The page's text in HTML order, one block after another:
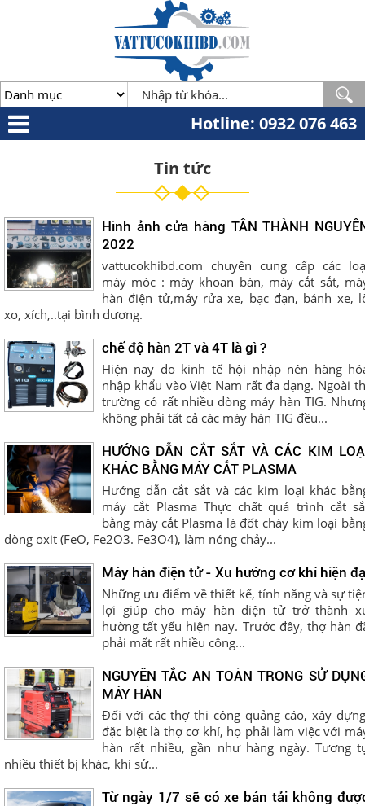
Hotline: 0932 076 463
Tin tức
Hình ảnh cửa hàng TÂN THÀNH
2022
vattucokhibd.com chuyên cung cấp các
máy móc : máy khoan bàn, máy cắt sắt,
hàn điện tử,máy rửa xe, bạc đạn, bánh xe,
xo, xích,..tại bình dương.
chế độ hàn 2T và 4T là gì ?
Hiện nay do kinh tế hội nhập nên hàng
nhập khẩu vào Việt Nam rất đa dạng. Ngoài
trường có rất nhiều dòng máy hàn TIG.
không phải tất cả các máy hàn TIG đều...
HƯỚNG DẪN CẮT SẮT VÀ CÁC KIM
KHÁC BẰNG MÁY CẮT PLASMA
Hướng dẫn cắt sắt và các kim loại khác
máy cắt Plasma Thực chất quá trình cắt
bằng máy cắt Plasma là đốt cháy kim loại
dòng oxit (FeO, Fe2O3. Fe3O4), làm nóng chảy...
Máy hàn điện tử - Xu hướng cơ khí hiện
Những ưu điểm về thiết kế, tính năng và sự
lợi giúp cho máy hàn điện tử trở thành
hường tất yếu hiện nay. Trước đây, thợ hàn
phải mất rất nhiều công...
NGUYÊN TẮC AN TOÀN TRONG SỬ
MÁY HÀN
Đối với các thợ thi công quảng cáo, xây
đặc biệt là thợ cơ khí, họ phải làm việc với
hàn rất nhiều, gần như hàng ngày. Tương
nhiều thiết bị khác, khi sử...
Từ ngày 1/7 sẽ có xe bán tải không
076
463